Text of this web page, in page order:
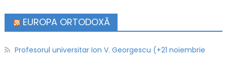
EUROPA ORTODOXĂ
Profesorul universitar Ion V. Georgescu (+21 noiembrie